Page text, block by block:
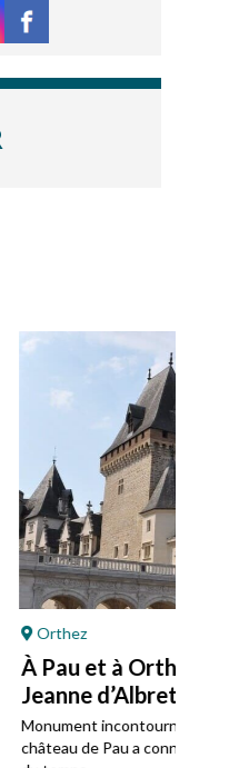
pas de
Ouest, le
au fil